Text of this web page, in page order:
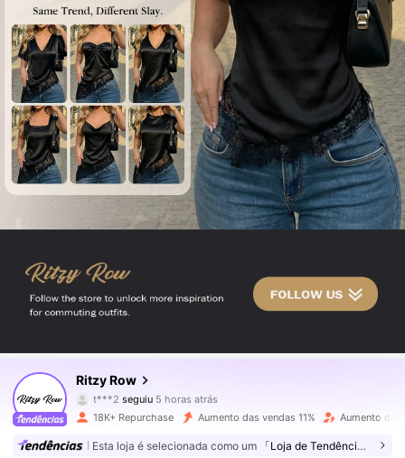
Ritzy Row
4,71 17K Seguidores
t***2seguiu
h***3 está a navegar
4,71
17K Seguidores
18K+ Repurchase Aumento das vendas 11% Aumento de
Esta loja é selecionada como um 「Loja de Tendências」